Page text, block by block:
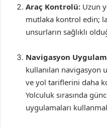
Araç Kontrolü: Uzun
mutlaka kontrol edin;
unsurların sağlıklı
Navigasyon
kullanılan navigasyon
ve yol tariflerini daha
Yolculuk sırasında
uygulamaları